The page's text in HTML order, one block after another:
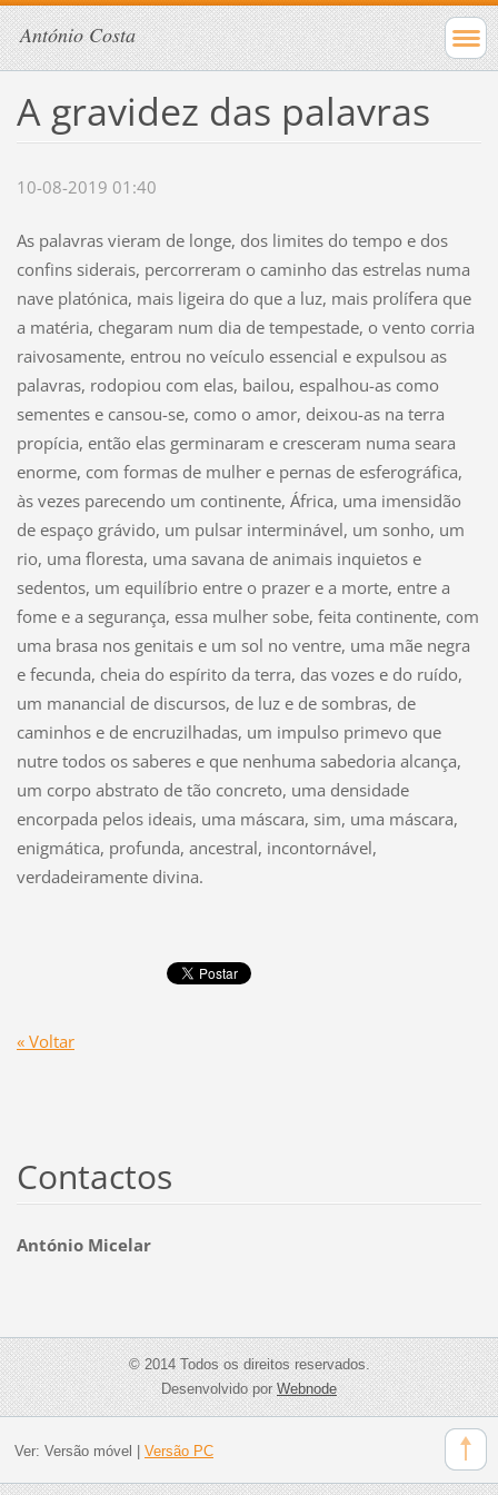
António Costa
A gravidez das palavras
10-08-2019 01:40
As palavras vieram de longe, dos limites do tempo e dos
confins siderais, percorreram o caminho das estrelas numa
nave platónica, mais ligeira do que a luz, mais prolífera que
a matéria, chegaram num dia de tempestade, o vento corria
raivosamente, entrou no veículo essencial e expulsou as
palavras, rodopiou com elas, bailou, espalhou-as como
sementes e cansou-se, como o amor, deixou-as na terra
propícia, então elas germinaram e cresceram numa seara
enorme, com formas de mulher e pernas de esferográfica,
às vezes parecendo um continente, África, uma imensidão
de espaço grávido, um pulsar interminável, um sonho, um
rio, uma floresta, uma savana de animais inquietos e
sedentos, um equilíbrio entre o prazer e a morte, entre a
fome e a segurança, essa mulher sobe, feita continente, com
uma brasa nos genitais e um sol no ventre, uma mãe negra
e fecunda, cheia do espírito da terra, das vozes e do ruído,
um manancial de discursos, de luz e de sombras, de
caminhos e de encruzilhadas, um impulso primevo que
nutre todos os saberes e que nenhuma sabedoria alcança,
um corpo abstrato de tão concreto, uma densidade
encorpada pelos ideais, uma máscara, sim, uma máscara,
enigmática, profunda, ancestral, incontornável,
verdadeiramente divina.
« Voltar
Contactos
António Micelar
© 2014 Todos os direitos reservados.
Desenvolvido porWebnode
Ver: Versão móvel Versão PC